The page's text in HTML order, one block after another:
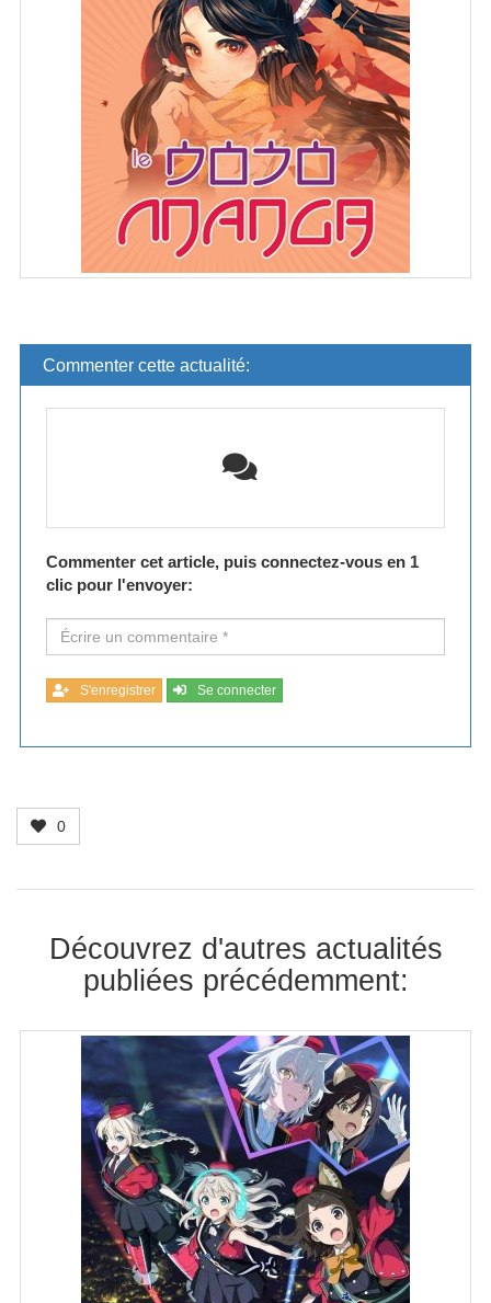
Commenter cette actualité:
Commenter cet article, puis connectez-vous en 1
clic pour l'envoyer:
S'enregistrer Se connecter
0
Découvrez d'autres actualités
publiées précédemment: